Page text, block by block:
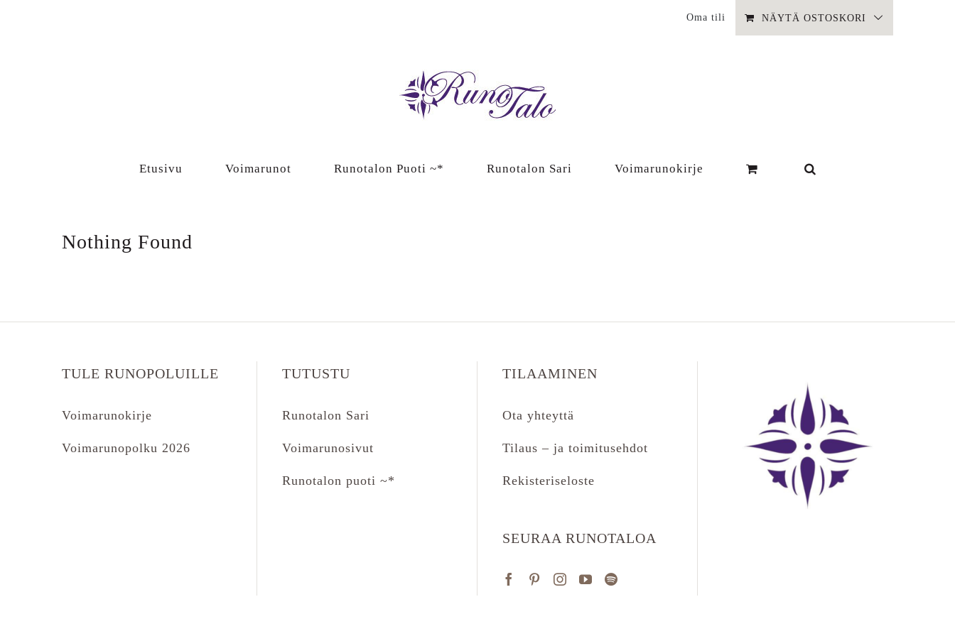
Oma tili NÄYTÄ OSTOSKORI
Etusivu Voimarunot Runotalon Puoti ~* Runotalon Sari Voimarunokirje
Nothing Found
TULE RUNOPOLUILLE
Voimarunokirje
Voimarunopolku 2026
TUTUSTU
Runotalon Sari
Voimarunosivut
Runotalon puoti ~*
TILAAMINEN
Ota yhteyttä
Tilaus – ja toimitusehdot
Rekisteriseloste
SEURAA RUNOTALOA